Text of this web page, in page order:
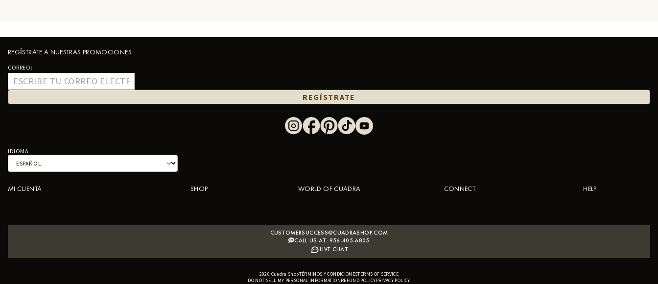
REGÍSTRATE A NUESTRAS PROMOCIONES
CORREO:
REGÍSTRATE
IDIOMA
MI CUENTA SHOP WORLD OF CUADRA CONNECT HELP
CUSTOMERSUCCESS@CUADRASHOP.COM
CALL US AT: 956-405-6805
LIVE CHAT
2026 Cuadra ShopTÉRMINOS Y CONDICIONESTERMS OF SERVICE
DO NOT SELL MY PERSONAL INFORMATIONREFUND POLICYPRIVACY POLICY
B2B SHOPIFY APP